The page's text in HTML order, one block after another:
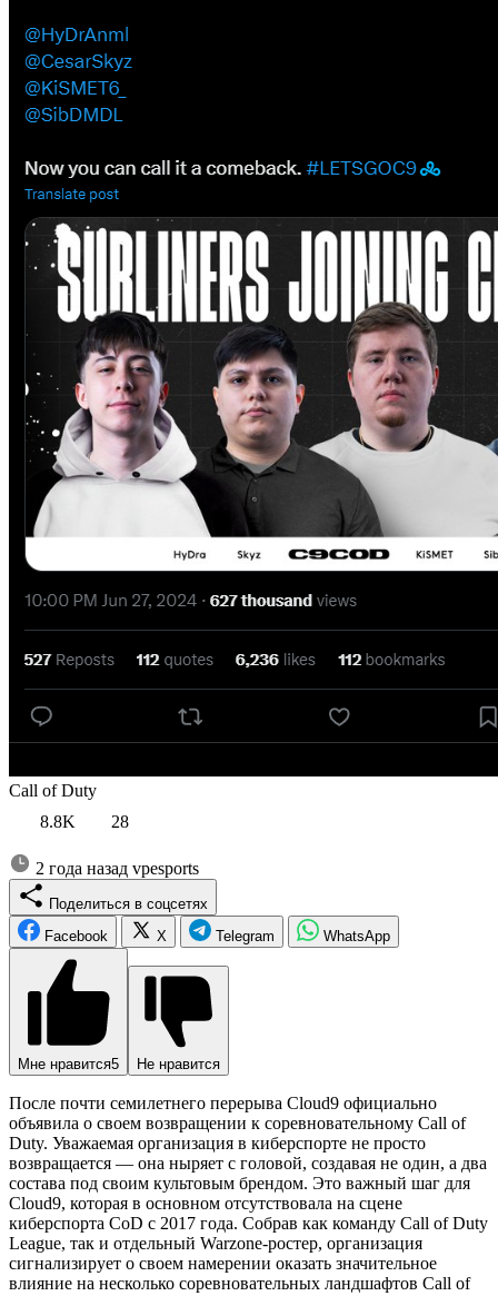
Call of Duty
8.8K
28
2 года назад vpesports
Поделиться в соцсетях
Facebook
X Telegram WhatsApp
Мне нравится5 Не нравится
После почти семилетнего перерыва Cloud9 официально
объявила о своем возвращении к соревновательному Call of
Duty. Уважаемая организация в киберспорте не просто
возвращается — она ныряет с головой, создавая не один, а два
состава под своим культовым брендом. Это важный шаг для
Cloud9, которая в основном отсутствовала на сцене
киберспорта CoD с 2017 года. Собрав как команду Call of Duty
League, так и отдельный Warzone-ростер, организация
сигнализирует о своем намерении оказать значительное
влияние на несколько соревновательных ландшафтов Call of